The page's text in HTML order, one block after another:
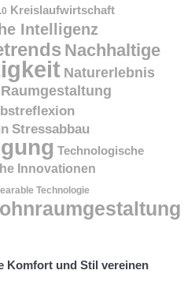
Kreislaufwirtschaft
Intelligenz
Nachhaltige
Naturerlebnis
Raumgestaltung
Stressabbau
Technologische
Innovationen
Technologie
Komfort und Stil vereinen